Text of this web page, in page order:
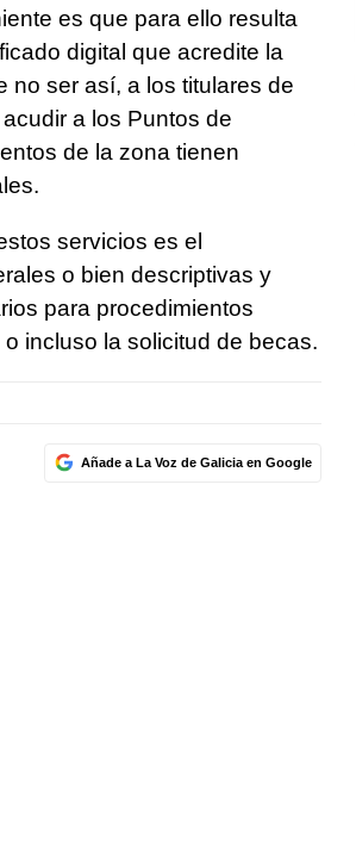
es que para ello resulta
digital que acredite la
no ser así, a los titulares de
a los Puntos de
de la zona tienen
servicios es el
o bien descriptivas y
para procedimientos
incluso la solicitud de becas.
Añade a La Voz de Galicia en Google